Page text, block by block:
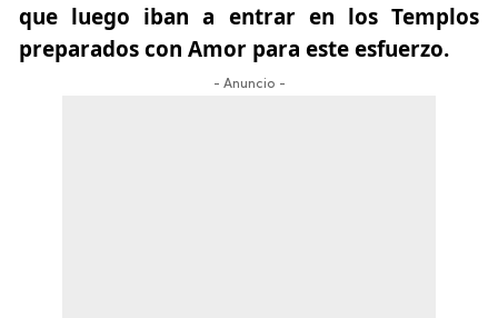
que luego iban a entrar en los Templos
preparados con Amor para este esfuerzo.
- Anuncio -